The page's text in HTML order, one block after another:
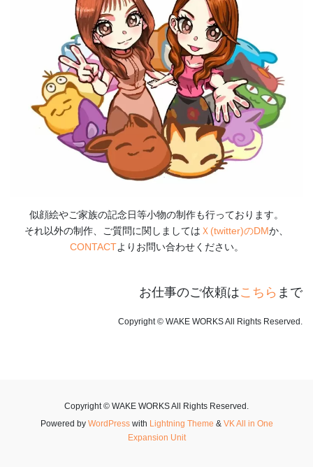
似顔絵やご家族の記念日等小物の制作も行っております。
それ以外の制作、ご質問に関しましては Ｘ(twitter)のDMか、
CONTACTよりお問い合わせください。
お仕事のご依頼はこちら まで
Copyright © WAKE WORKS All Rights Reserved.
Copyright © WAKE WORKS All Rights Reserved.
Powered by WordPresswith Lightning Theme & VK All in One
Expansion Unit